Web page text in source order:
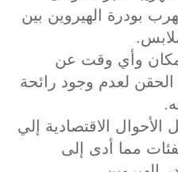
بودرة الهيروين بين
وأي وقت عن
لعدم وجود رائحة
الاقتصادية إلي
مما أدى إلى